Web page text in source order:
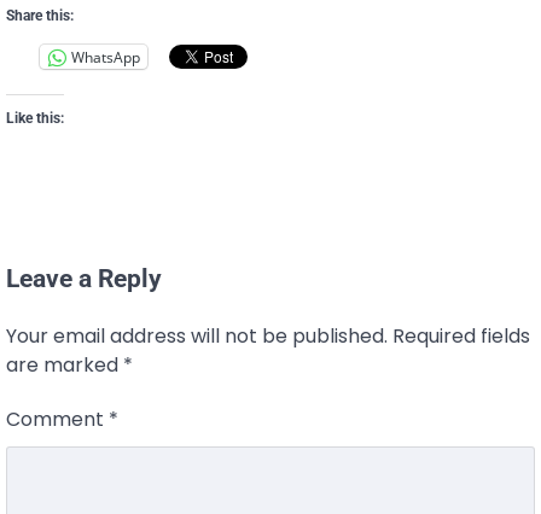
Share this:
WhatsApp
Like this:
Leave a Reply
Your email address will not be published. Required fields
are marked *
Comment *